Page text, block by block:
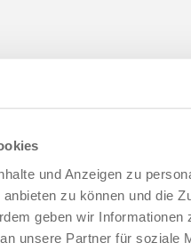
und Anzeigen zu
zu können und die
geben wir Informationen
unsere Partner für soziale